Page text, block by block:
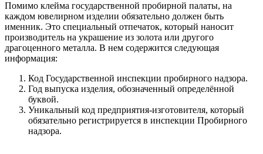
Помимо клейма государственной пробирной палаты, на
каждом ювелирном изделии обязательно должен быть
именник. Это специальный отпечаток, который наносит
производитель на украшение из золота или другого
драгоценного металла. В нем содержится следующая
информация:
Код Государственной инспекции пробирного надзора.
Год выпуска изделия, обозначенный определённой
буквой.
Уникальный код предприятия-изготовителя, который
обязательно регистрируется в инспекции Пробирного
надзора.